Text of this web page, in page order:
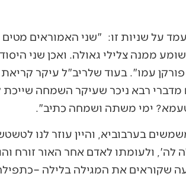
על שניות זו: "שני האמוראים
ממנה צלילי גאולה. ואכן שני
עמו". בעוד שלריב"ל עיקר
מדברי רבא ניכר שעיקר השמחה
טעמא? ימי משתה ושמחה כתיב".
בערבוביא, והיין עוזר לנו
לה', ולעומתו לאדם אחר האור זורח
שקוראים את המגילה בלילה –כתפילה,